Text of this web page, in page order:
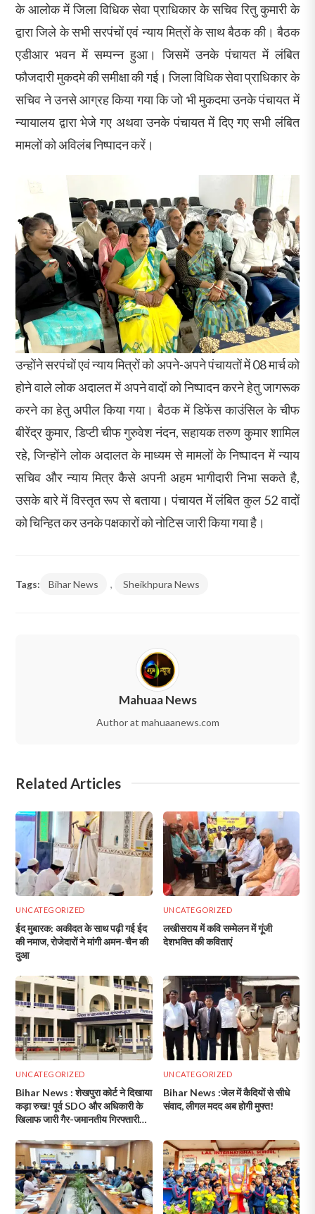
के आलोक में जिला विधिक सेवा प्राधिकार के सचिव रितु कुमारी के
द्वारा जिले के सभी सरपंचों एवं न्याय मित्रों के साथ बैठक की। बैठक
एडीआर भवन में सम्पन्न हुआ। जिसमें उनके पंचायत में लंबित
फौजदारी मुकदमे की समीक्षा की गई। जिला विधिक सेवा प्राधिकार के
सचिव ने उनसे आग्रह किया गया कि जो भी मुकदमा उनके पंचायत में
न्यायालय द्वारा भेजे गए अथवा उनके पंचायत में दिए गए सभी लंबित
मामलों को अविलंब निष्पादन करें।
उन्होंने सरपंचों एवं न्याय मित्रों को अपने-अपने पंचायतों में 08 मार्च को
होने वाले लोक अदालत में अपने वादों को निष्पादन करने हेतु जागरूक
करने का हेतु अपील किया गया। बैठक में डिफेंस काउंसिल के चीफ
बीरेंद्र कुमार, डिप्टी चीफ गुरुवेश नंदन, सहायक तरुण कुमार शामिल
रहे, जिन्होंने लोक अदालत के माध्यम से मामलों के निष्पादन में न्याय
सचिव और न्याय मित्र कैसे अपनी अहम भागीदारी निभा सकते है,
उसके बारे में विस्तृत रूप से बताया। पंचायत में लंबित कुल 52 वादों
को चिन्हित कर उनके पक्षकारों को नोटिस जारी किया गया है।
Tags: Bihar News , Sheikhpura News
Mahuaa News
Author at mahuaanews.com
Related Articles
UNCATEGORIZED
ईद मुबारक: अकीदत के साथ पढ़ी गई ईद
की नमाज, रोजेदारों ने मांगी अमन-चैन की
दुआ
UNCATEGORIZED
लखीसराय में कवि सम्मेलन में गूंजी
देशभक्ति की कविताएं
UNCATEGORIZED
Bihar News : शेखपुरा कोर्ट ने दिखाया
कड़ा रुख! पूर्व SDO और अधिकारी के
खिलाफ जारी गैर-जमानतीय गिरफ्तारी
UNCATEGORIZED
Bihar News :जेल में कैदियों से सीधे
संवाद, लीगल मदद अब होगी मुफ्त!